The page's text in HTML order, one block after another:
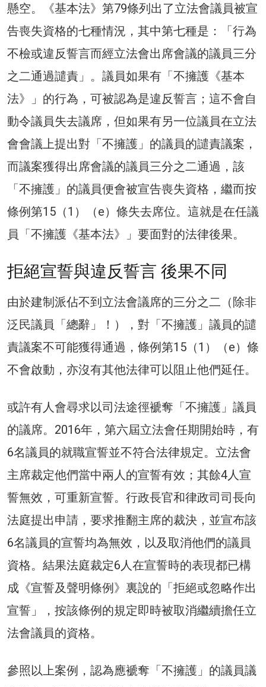
懸空。《基本法》第79條列出了立法會議員被宣
告喪失資格的七種情況，其中第七種是：「行為
不檢或違反誓言而經立法會出席會議的議員三分
之二通過譴責」。議員如果有「不擁護《基本
法》」的行為，可被認為是違反誓言；這不會自
動令議員失去議席，但如果有另一位議員在立法
會會議上提出對「不擁護」的議員的譴責議案，
而議案獲得出席會議的議員三分之二通過，該
「不擁護」的議員便會被宣告喪失資格，繼而按
條例第15（1）（e）條失去席位。這就是在任議
員「不擁護《基本法》」要面對的法律後果。
拒絕宣誓與違反誓言 後果不同
由於建制派佔不到立法會議席的三分之二（除非
泛民議員「總辭」！），對「不擁護」議員的譴
責議案不可能獲得通過，條例第15（1）（e）條
不會啟動，亦沒有其他法律可以阻止他們延任。
或許有人會尋求以司法途徑褫奪「不擁護」議員
的議席。2016年，第六屆立法會任期開始時，有
6名議員的就職宣誓並不符合法律規定。立法會
主席裁定他們當中兩人的宣誓有效；其餘4人宣
誓無效，可重新宣誓。行政長官和律政司司長向
法庭提出申請，要求推翻主席的裁決，並宣布該
6名議員的宣誓均為無效，以及取消他們的議員
資格。結果法庭裁定6人在宣誓時的表現都已構
成《宣誓及聲明條例》裏說的「拒絕或忽略作出
宣誓」，按該條例的規定即時被取消繼續擔任立
法會議員的資格。
參照以上案例，認為應褫奪「不擁護」的議員議